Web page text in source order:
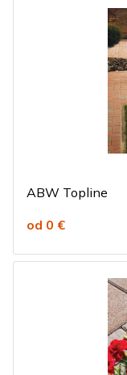
ABW Topline
od 0 €